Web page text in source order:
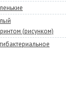
(рисунком)